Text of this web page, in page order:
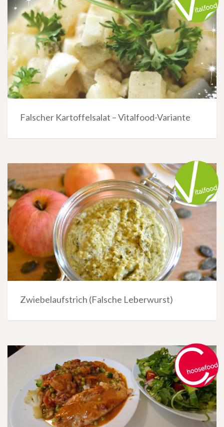
Falscher Kartoffelsalat – Vitalfood-Variante
Zwiebelaufstrich (Falsche Leberwurst)